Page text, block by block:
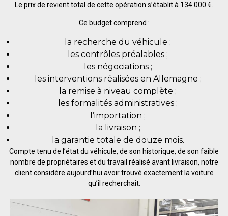
Le prix de revient total de cette opération s’établit à 134.000 €.
Ce budget comprend :
la recherche du véhicule ;
les contrôles préalables ;
les négociations ;
les interventions réalisées en Allemagne ;
la remise à niveau complète ;
les formalités administratives ;
l’importation ;
la livraison ;
la garantie totale de douze mois.
Compte tenu de l’état du véhicule, de son historique, de son faible
nombre de propriétaires et du travail réalisé avant livraison, notre
client considère aujourd’hui avoir trouvé exactement la voiture
qu’il recherchait.